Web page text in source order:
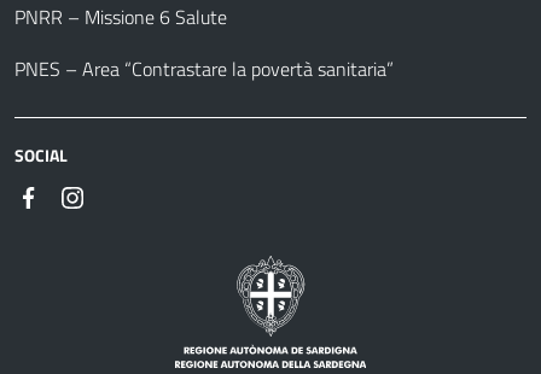
PNRR – Missione 6 Salute
PNES – Area “Contrastare la povertà sanitaria”
SOCIAL